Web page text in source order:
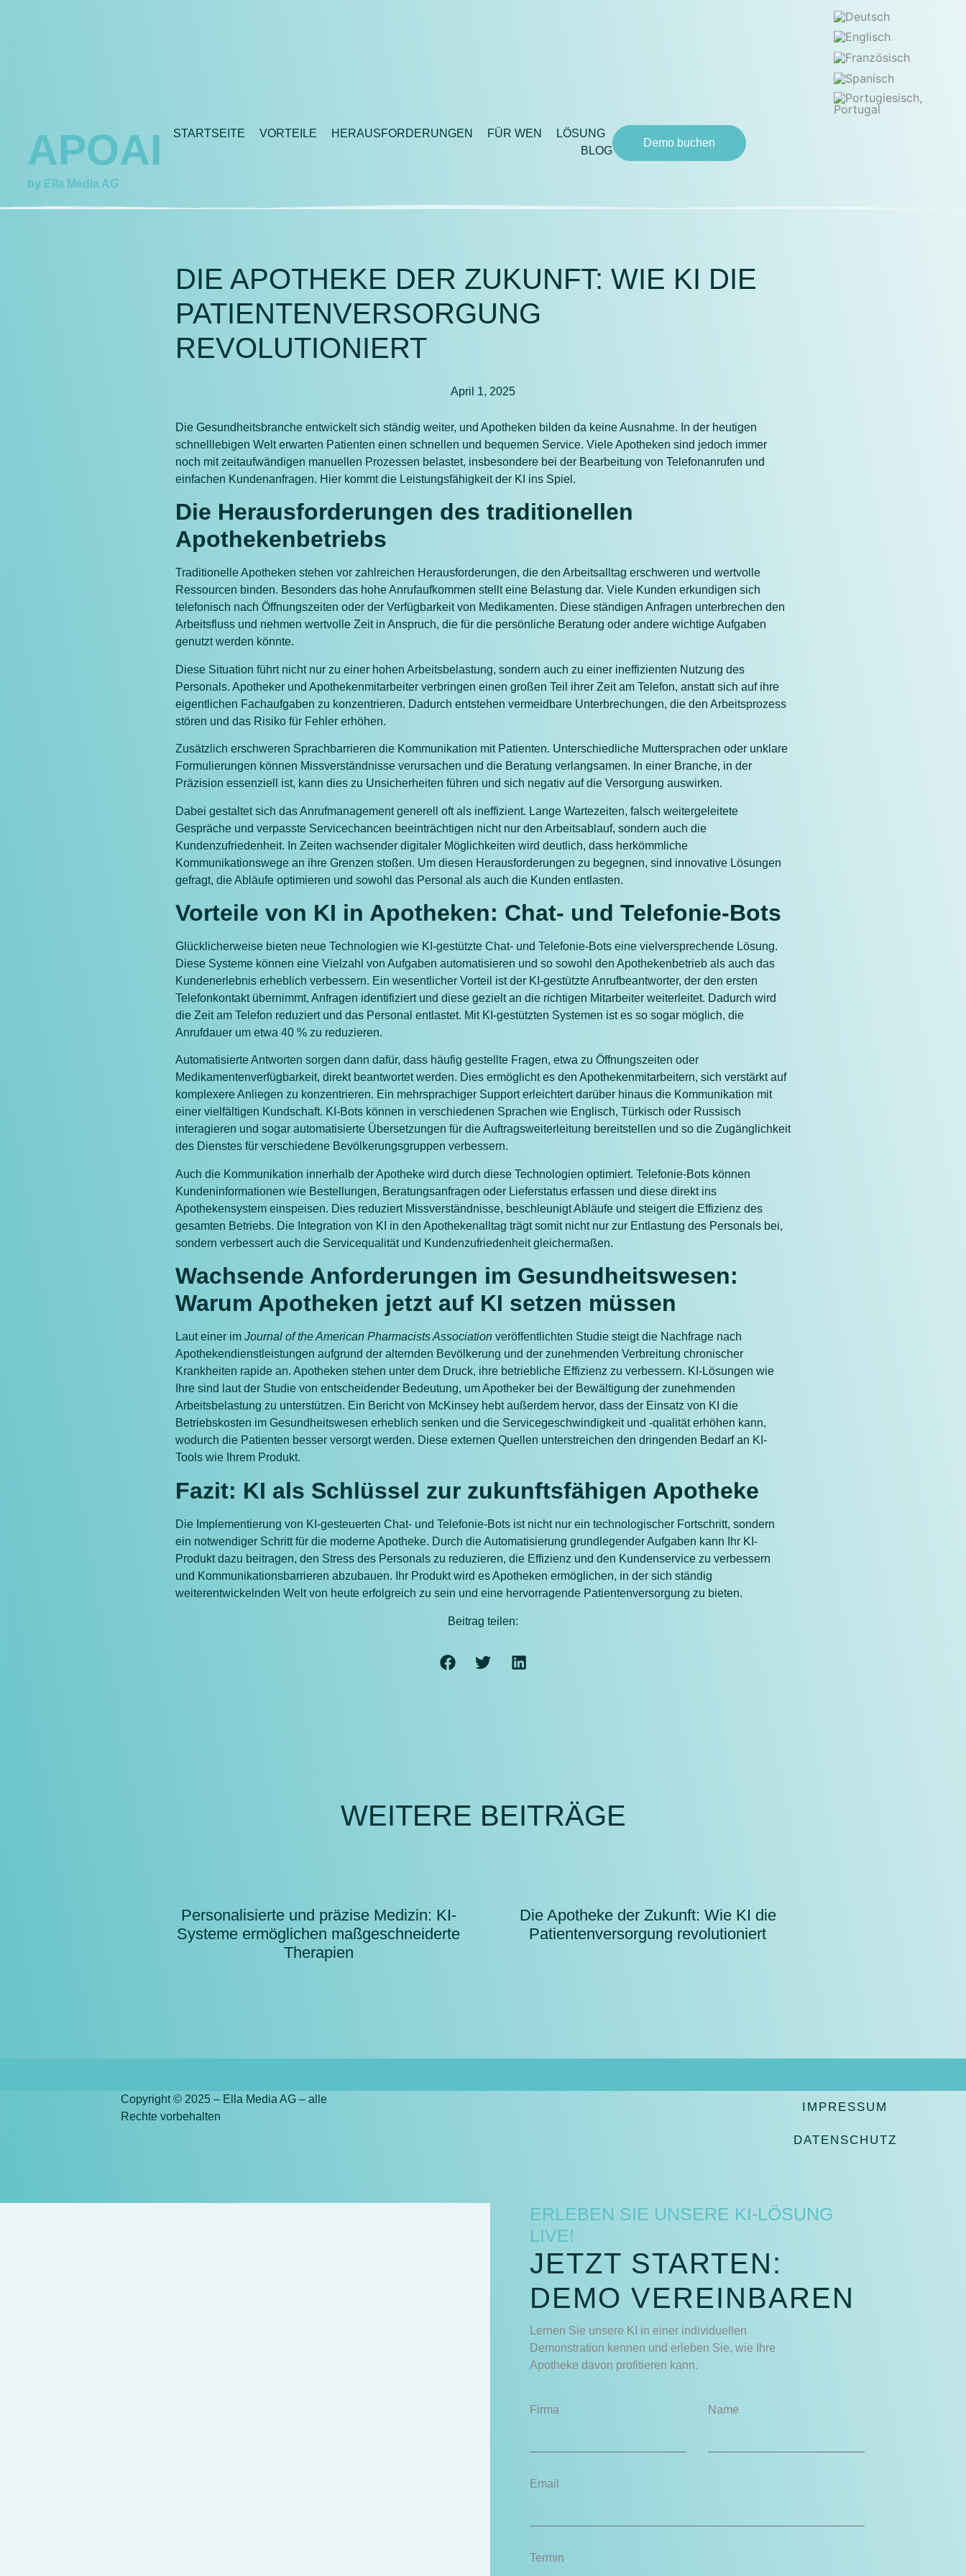
APOAI
by Ella Media AG
STARTSEITE VORTEILE HERAUSFORDERUNGEN FÜR WEN
LÖSUNG
BLOG
Demo buchen
DIE APOTHEKE DER ZUKUNFT: WIE KI DIE
PATIENTENVERSORGUNG
REVOLUTIONIERT
April 1, 2025
Die Gesundheitsbranche entwickelt sich ständig weiter, und Apotheken bilden da keine Ausnahme. In der heutigen
schnelllebigen Welt erwarten Patienten einen schnellen und bequemen Service. Viele Apotheken sind jedoch immer
noch mit zeitaufwändigen manuellen Prozessen belastet, insbesondere bei der Bearbeitung von Telefonanrufen und
einfachen Kundenanfragen. Hier kommt die Leistungsfähigkeit der KI ins Spiel.
Die Herausforderungen des traditionellen
Apothekenbetriebs
Traditionelle Apotheken stehen vor zahlreichen Herausforderungen, die den Arbeitsalltag erschweren und wertvolle
Ressourcen binden. Besonders das hohe Anrufaufkommen stellt eine Belastung dar. Viele Kunden erkundigen sich
telefonisch nach Öffnungszeiten oder der Verfügbarkeit von Medikamenten. Diese ständigen Anfragen unterbrechen den
Arbeitsfluss und nehmen wertvolle Zeit in Anspruch, die für die persönliche Beratung oder andere wichtige Aufgaben
genutzt werden könnte.
Diese Situation führt nicht nur zu einer hohen Arbeitsbelastung, sondern auch zu einer ineffizienten Nutzung des
Personals. Apotheker und Apothekenmitarbeiter verbringen einen großen Teil ihrer Zeit am Telefon, anstatt sich auf ihre
eigentlichen Fachaufgaben zu konzentrieren. Dadurch entstehen vermeidbare Unterbrechungen, die den Arbeitsprozess
stören und das Risiko für Fehler erhöhen.
Zusätzlich erschweren Sprachbarrieren die Kommunikation mit Patienten. Unterschiedliche Muttersprachen oder unklare
Formulierungen können Missverständnisse verursachen und die Beratung verlangsamen. In einer Branche, in der
Präzision essenziell ist, kann dies zu Unsicherheiten führen und sich negativ auf die Versorgung auswirken.
Dabei gestaltet sich das Anrufmanagement generell oft als ineffizient. Lange Wartezeiten, falsch weitergeleitete
Gespräche und verpasste Servicechancen beeinträchtigen nicht nur den Arbeitsablauf, sondern auch die
Kundenzufriedenheit. In Zeiten wachsender digitaler Möglichkeiten wird deutlich, dass herkömmliche
Kommunikationswege an ihre Grenzen stoßen. Um diesen Herausforderungen zu begegnen, sind innovative Lösungen
gefragt, die Abläufe optimieren und sowohl das Personal als auch die Kunden entlasten.
Vorteile von KI in Apotheken: Chat- und Telefonie-Bots
Glücklicherweise bieten neue Technologien wie KI-gestützte Chat- und Telefonie-Bots eine vielversprechende Lösung.
Diese Systeme können eine Vielzahl von Aufgaben automatisieren und so sowohl den Apothekenbetrieb als auch das
Kundenerlebnis erheblich verbessern. Ein wesentlicher Vorteil ist der KI-gestützte Anrufbeantworter, der den ersten
Telefonkontakt übernimmt, Anfragen identifiziert und diese gezielt an die richtigen Mitarbeiter weiterleitet. Dadurch wird
die Zeit am Telefon reduziert und das Personal entlastet. Mit KI-gestützten Systemen ist es so sogar möglich, die
Anrufdauer um etwa 40 % zu reduzieren.
Automatisierte Antworten sorgen dann dafür, dass häufig gestellte Fragen, etwa zu Öffnungszeiten oder
Medikamentenverfügbarkeit, direkt beantwortet werden. Dies ermöglicht es den Apothekenmitarbeitern, sich verstärkt auf
komplexere Anliegen zu konzentrieren. Ein mehrsprachiger Support erleichtert darüber hinaus die Kommunikation mit
einer vielfältigen Kundschaft. KI-Bots können in verschiedenen Sprachen wie Englisch, Türkisch oder Russisch
interagieren und sogar automatisierte Übersetzungen für die Auftragsweiterleitung bereitstellen und so die Zugänglichkeit
des Dienstes für verschiedene Bevölkerungsgruppen verbessern.
Auch die Kommunikation innerhalb der Apotheke wird durch diese Technologien optimiert. Telefonie-Bots können
Kundeninformationen wie Bestellungen, Beratungsanfragen oder Lieferstatus erfassen und diese direkt ins
Apothekensystem einspeisen. Dies reduziert Missverständnisse, beschleunigt Abläufe und steigert die Effizienz des
gesamten Betriebs. Die Integration von KI in den Apothekenalltag trägt somit nicht nur zur Entlastung des Personals bei,
sondern verbessert auch die Servicequalität und Kundenzufriedenheit gleichermaßen.
Wachsende Anforderungen im Gesundheitswesen:
Warum Apotheken jetzt auf KI setzen müssen
Laut einer im Journal of the American Pharmacists Association veröffentlichten Studie steigt die Nachfrage nach
Apothekendienstleistungen aufgrund der alternden Bevölkerung und der zunehmenden Verbreitung chronischer
Krankheiten rapide an. Apotheken stehen unter dem Druck, ihre betriebliche Effizienz zu verbessern. KI-Lösungen wie
Ihre sind laut der Studie von entscheidender Bedeutung, um Apotheker bei der Bewältigung der zunehmenden
Arbeitsbelastung zu unterstützen. Ein Bericht von McKinsey hebt außerdem hervor, dass der Einsatz von KI die
Betriebskosten im Gesundheitswesen erheblich senken und die Servicegeschwindigkeit und -qualität erhöhen kann,
wodurch die Patienten besser versorgt werden. Diese externen Quellen unterstreichen den dringenden Bedarf an KI-
Tools wie Ihrem Produkt.
Fazit: KI als Schlüssel zur zukunftsfähigen Apotheke
Die Implementierung von KI-gesteuerten Chat- und Telefonie-Bots ist nicht nur ein technologischer Fortschritt, sondern
ein notwendiger Schritt für die moderne Apotheke. Durch die Automatisierung grundlegender Aufgaben kann Ihr KI-
Produkt dazu beitragen, den Stress des Personals zu reduzieren, die Effizienz und den Kundenservice zu verbessern
und Kommunikationsbarrieren abzubauen. Ihr Produkt wird es Apotheken ermöglichen, in der sich ständig
weiterentwickelnden Welt von heute erfolgreich zu sein und eine hervorragende Patientenversorgung zu bieten.
Beitrag teilen:
WEITERE BEITRÄGE
Personalisierte und präzise Medizin: KI-
Systeme ermöglichen maßgeschneiderte
Therapien
Die Apotheke der Zukunft: Wie KI die
Patientenversorgung revolutioniert
Copyright © 2025 – Ella Media AG – alle
Rechte vorbehalten
IMPRESSUM
DATENSCHUTZ
ERLEBEN SIE UNSERE KI-LÖSUNG
LIVE!
JETZT STARTEN:
DEMO VEREINBAREN
Lernen Sie unsere KI in einer individuellen
Demonstration kennen und erleben Sie, wie Ihre
Apotheke davon profitieren kann.
Firma Name
Email
Termin